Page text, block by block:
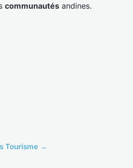
communautés andines.
Tourisme →